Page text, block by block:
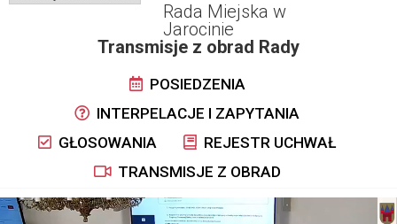
Rada Miejska w
Jarocinie
Transmisje z obrad Rady
POSIEDZENIA
INTERPELACJE I ZAPYTANIA
GŁOSOWANIA
REJESTR UCHWAŁ
TRANSMISJE Z OBRAD